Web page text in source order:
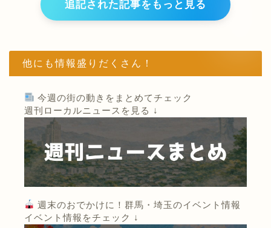
追記された記事をもっと見る
他にも情報盛りだくさん！
今週の街の動きをまとめてチェック
週刊ローカルニュースを見る ↓
週末のおでかけに！群馬・埼玉のイベント情報
イベント情報をチェック ↓